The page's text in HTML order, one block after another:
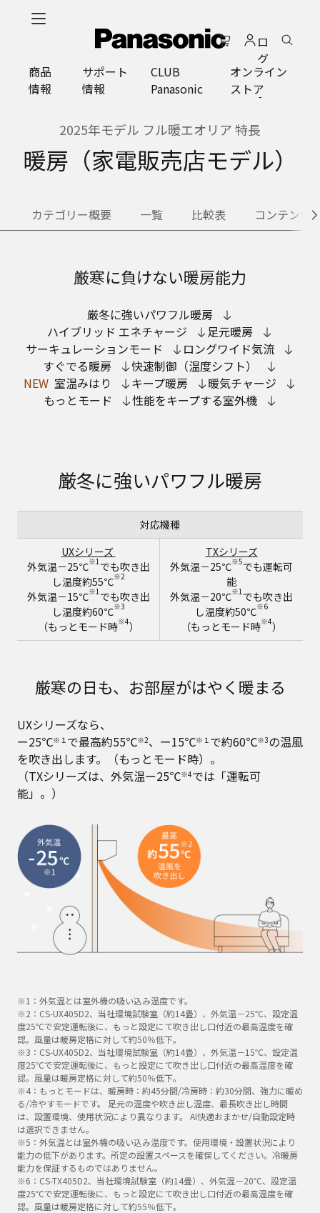
ロ
グ
イ
ン
商品
情報
サポート
情報
CLUB
Panasonic
オンライン
ストア
2025年モデル フル暖エオリア 特長
暖房（家電販売店モデル）
カテゴリー概要 一覧 比較表 コンテンツ
厳寒に負けない暖房能力
厳冬に強いパワフル暖房
ハイブリッド エネチャージ
足元暖房
サーキュレーションモード
ロングワイド気流
すぐでる暖房
快速制御（温度シフト）
NEW 室温みはり キープ暖房
暖気チャージ
もっとモード
性能をキープする室外機
厳冬に強いパワフル暖房
対応機種
UXシリーズ
外気温－25℃※1でも吹き出
し温度約55℃※2
外気温－15℃※1でも吹き出
し温度約60℃※3
（もっとモード時※4）
TXシリーズ
外気温－25℃※5でも運転可
能
外気温－20℃※1でも吹き出
し温度約50℃※6
（もっとモード時※4）
厳寒の日も、お部屋がはやく暖まる
UXシリーズなら、
ー25℃※１ で最高約55℃※2、ー15℃※１ で約60℃※3の温風
を吹き出します。（もっとモード時）。
（TXシリーズは、外気温ー25℃※4では「運転可
能」。）
※1：外気温とは室外機の吸い込み温度です。
※2：CS-UX405D2、当社環境試験室（約14畳）、外気温－25℃、設定温
度25℃で安定運転後に、もっと設定にて吹き出し口付近の最高温度を確
認。風量は暖房定格に対して約50％低下。
※3：CS-UX405D2、当社環境試験室（約14畳）、外気温－15℃、設定温
度25℃で安定運転後に、もっと設定にて吹き出し口付近の最高温度を確
認。風量は暖房定格に対して約50％低下。
※4：もっとモードは、暖房時：約45分間/冷房時：約30分間、強力に暖め
る/冷やすモードです。 足元の温度や吹き出し温度、最長吹き出し時間
は、設置環境、使用状況により異なります。 AI快適おまかせ/自動設定時
は選択できません。
※5：外気温とは室外機の吸い込み温度です。使用環境・設置状況により
能力の低下があります。所定の設置スペースを確保してください。冷暖房
能力を保証するものではありません。
※6：CS-TX405D2、当社環境試験室（約14畳）、外気温－20℃、設定温
度25℃で安定運転後に、もっと設定にて吹き出し口付近の最高温度を確
認。風量は暖房定格に対して約55％低下。